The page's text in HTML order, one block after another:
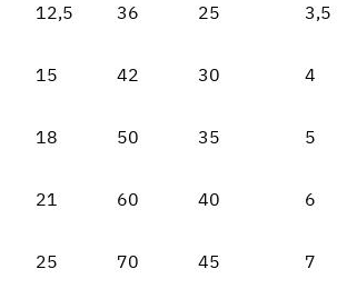
12,5 36 25 3,5
15 42 30 4
18 50 35 5
21 60 40 6
25 70 45 7